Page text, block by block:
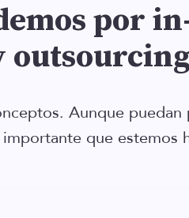
por
Aunque
que estemos